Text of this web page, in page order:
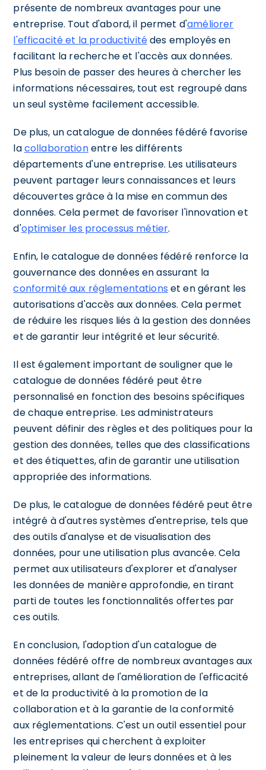
présente de nombreux avantages pour une
entreprise. Tout d'abord, il permet d'améliorer
l'efficacité et la productivitédes employés en
facilitant la recherche et l'accès aux données.
Plus besoin de passer des heures à chercher les
informations nécessaires, tout est regroupé dans
un seul système facilement accessible.
De plus, un catalogue de données fédéré favorise
lacollaborationentre les différents
départements d'une entreprise. Les utilisateurs
peuvent partager leurs connaissances et leurs
découvertes grâce à la mise en commun des
données. Cela permet de favoriser l'innovation et
d'optimiser les processus métier.
Enfin, le catalogue de données fédéré renforce la
gouvernance des données en assurant la
conformité aux réglementations et en gérant les
autorisations d'accès aux données. Cela permet
de réduire les risques liés à la gestion des données
et de garantir leur intégrité et leur sécurité.
Il est également important de souligner que le
catalogue de données fédéré peut être
personnalisé en fonction des besoins spécifiques
de chaque entreprise. Les administrateurs
peuvent définir des règles et des politiques pour la
gestion des données, telles que des classifications
et des étiquettes, afin de garantir une utilisation
appropriée des informations.
De plus, le catalogue de données fédéré peut être
intégré à d'autres systèmes d'entreprise, tels que
des outils d'analyse et de visualisation des
données, pour une utilisation plus avancée. Cela
permet aux utilisateurs d'explorer et d'analyser
les données de manière approfondie, en tirant
parti de toutes les fonctionnalités offertes par
ces outils.
En conclusion, l'adoption d'un catalogue de
données fédéré offre de nombreux avantages aux
entreprises, allant de l'amélioration de l'efficacité
et de la productivité à la promotion de la
collaboration et à la garantie de la conformité
aux réglementations. C'est un outil essentiel pour
les entreprises qui cherchent à exploiter
pleinement la valeur de leurs données et à les